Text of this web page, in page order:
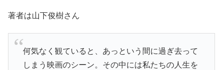
著者は山下俊樹さん
何気なく観ていると、あっという間に過ぎ去って
しまう映画のシーン。その中には私たちの人生を